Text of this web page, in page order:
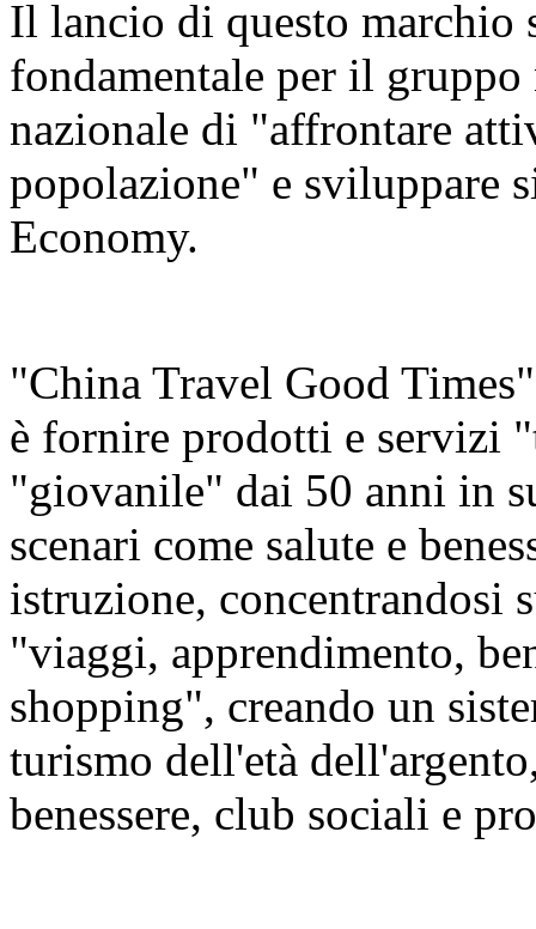
Il lancio di questo marchio
fondamentale per il
nazionale di "affrontare
popolazione" e sviluppare
Economy.
"China Travel Good
è fornire prodotti e servizi
"giovanile" dai 50 anni in
scenari come salute e
istruzione, concentrandosi
"viaggi, apprendimento,
shopping", creando un
turismo dell'età
benessere, club sociali e